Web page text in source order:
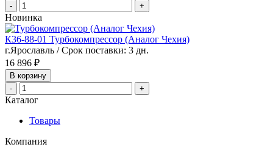
-
+
Новинка
К36-88-01 Турбокомпрессор (Аналог Чехия)
г.Ярославль / Срок поставки: 3 дн.
16 896 ₽
В корзину
-
+
Каталог
Товары
Компания